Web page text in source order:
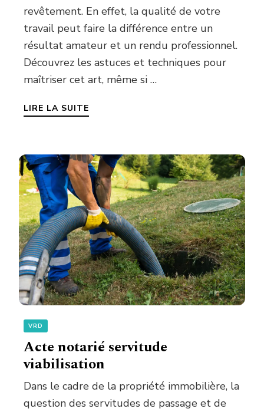
revêtement. En effet, la qualité de votre
travail peut faire la différence entre un
résultat amateur et un rendu professionnel.
Découvrez les astuces et techniques pour
maîtriser cet art, même si …
LIRE LA SUITE
VRD
Acte notarié servitude
viabilisation
Dans le cadre de la propriété immobilière, la
question des servitudes de passage et de